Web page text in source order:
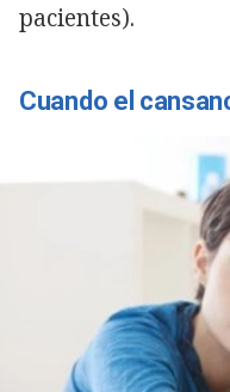
pacientes).
Cuando el